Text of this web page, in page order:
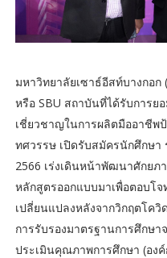
มหาวิทยาลัยเซาธ์อีสท์บางกอก
หรือ SBU สถาบันที่ได้รับการย
เชี่ยวชาญในการผลิตมืออาชีพ
ทศวรรษ เปิดรับสมัครนักศึกษ
2566 เร่งเดินหน้าพัฒนาศักย
หลักสูตรออกแบบมาเพื่อตอบโ
เปลี่ยนแปลงหลังจากวิกฤตโค
การรับรองมาตรฐานการศึกษ
ประเมินคุณภาพการศึกษา (อง